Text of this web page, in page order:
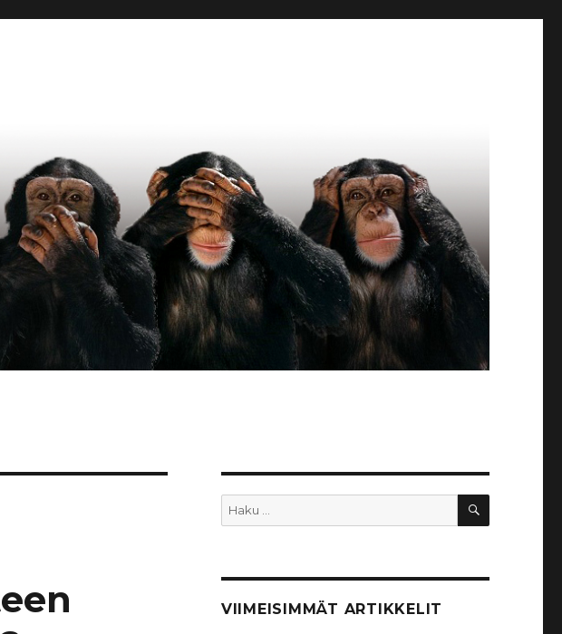
Etsi: HAKU
VIIMEISIMMÄT ARTIKKELIT